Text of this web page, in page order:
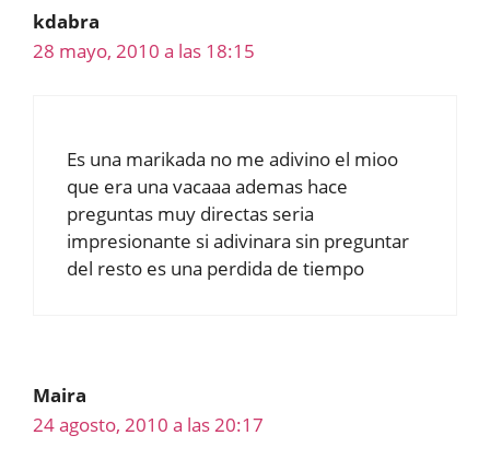
kdabra
28 mayo, 2010 a las 18:15
Es una marikada no me adivino el mioo
que era una vacaaa ademas hace
preguntas muy directas seria
impresionante si adivinara sin preguntar
del resto es una perdida de tiempo
Maira
24 agosto, 2010 a las 20:17